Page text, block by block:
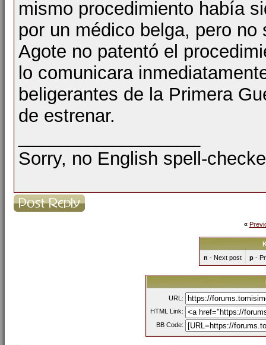
mismo procedimiento había
por un médico belga, pero
Agote no patentó el
lo comunicara
beligerantes de la Primera
de estrenar.
Sorry, no English spell-
«
n - Next post p-
URL:
HTML Link:
BB Code: